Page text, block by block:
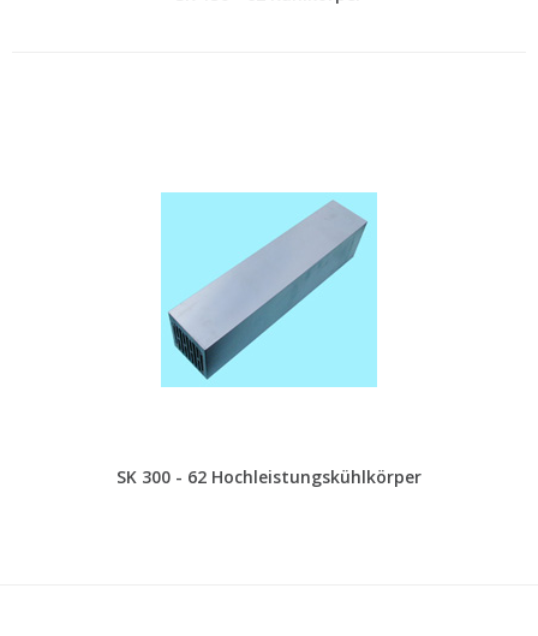
SK 300 - 62 Hochleistungskühlkörper